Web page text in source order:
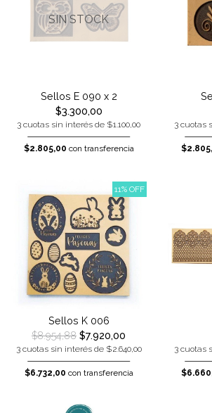
SIN STOCK
Sellos E 090 x 2
$3.300,00
3 cuotas sin interés de $1.100,00
$2.805,00 con transferencia
3 cuotas
11% OFF
Sellos K 006
$8.954,88 $7.920,00
3 cuotas sin interés de $2.640,00
$6.732,00 con transferencia
3 cuotas